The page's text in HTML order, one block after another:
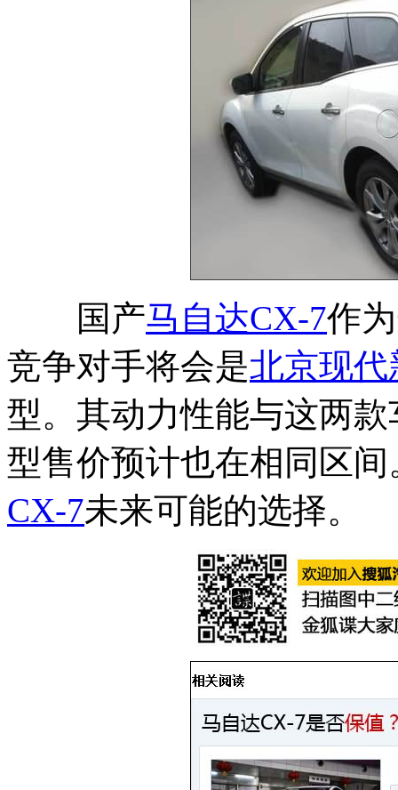
国产马自达CX-7作
竞争对手将会是北京现代
型。其动力性能与这两
型售价预计也在相同区
CX-7未来可能的选择。